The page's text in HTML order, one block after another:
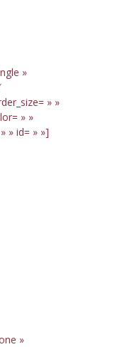
»
» »
» »
» id= » »]
»